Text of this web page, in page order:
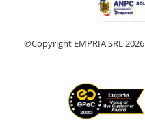
©Copyright EMPRIA SRL 2026